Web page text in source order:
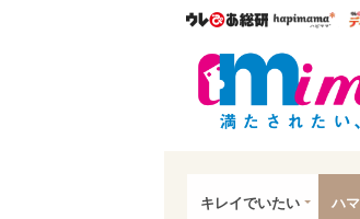
ウレぴあ総
キレイでいたい ハ